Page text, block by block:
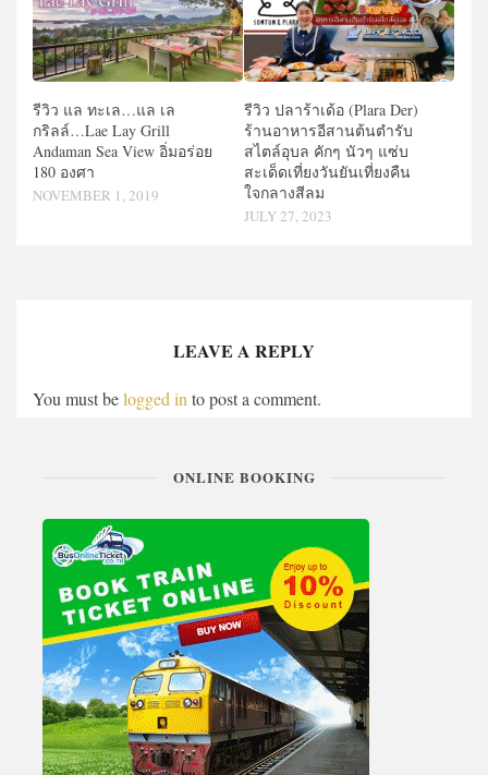
รีวิว แล ทะเล…แล เล
กริลล์…Lae Lay Grill
Andaman Sea View อิ่มอร่อย
180 องศา
NOVEMBER 1, 2019
รีวิว ปลาร้าเด้อ (Plara Der)
ร้านอาหารอีสานต้นตำรับ
สไตล์อุบล คักๆ นัวๆ แซ่บ
สะเด็ดเที่ยงวันยันเที่ยงคืน
ใจกลางสีลม
JULY 27, 2023
LEAVE A REPLY
You must belogged in to post a comment.
ONLINE BOOKING